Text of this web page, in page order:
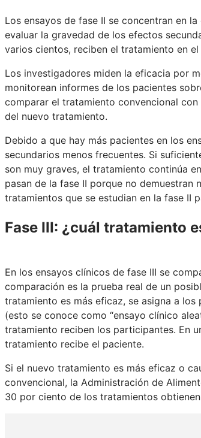
Los ensayos de fase II se concentran en
evaluar la gravedad de los efectos
varios cientos, reciben el tratamiento en
Los investigadores miden la eficacia por
monitorean informes de los pacientes
comparar el tratamiento convencional
del nuevo tratamiento.
Debido a que hay más pacientes en los
secundarios menos frecuentes. Si
son muy graves, el tratamiento continúa
pasan de la fase II porque no
tratamientos que se estudian en la fase II
Fase III: ¿cuál tratamiento
En los ensayos clínicos de fase III se
comparación es la prueba real de un
tratamiento es más eficaz, se asigna a
(esto se conoce como “ensayo clínico
tratamiento reciben los participantes. En
tratamiento recibe el paciente.
Si el nuevo tratamiento es más eficaz o
convencional, la Administración de
30 por ciento de los tratamientos